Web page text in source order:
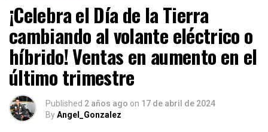
¡Celebra el Día de la Tierra
cambiando al volante eléctrico o
híbrido! Ventas en aumento en el
último trimestre
Published 2 años ago on 17 de abril de 2024
ByAngel_Gonzalez